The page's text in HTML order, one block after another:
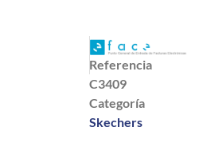
Referencia
C3409
Categoría
Skechers